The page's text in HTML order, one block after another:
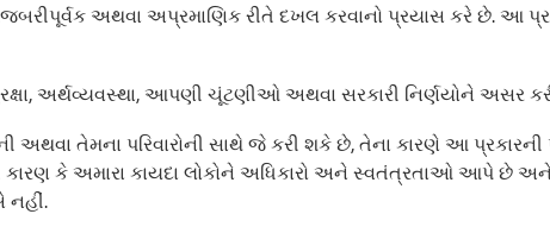
અથવા અપ્રમાણિક રીતે દખલ કરવાનો પ્રયાસ કરે છે. આ
અર્થવ્યવસ્થા, આપણી ચૂંટણીઓ અથવા સરકારી નિર્ણયોને અસર
તેમના પરિવારોની સાથે જે કરી શકે છે, તેના કારણે આ પ્રકારની
કે અમારા કાયદા લોકોને અધિકારો અને સ્વતંત્રતાઓ આપે છે અને
નહીં.